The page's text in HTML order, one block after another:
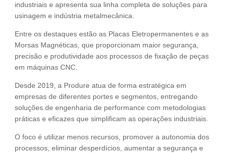
industriais e apresenta sua linha completa de soluções para
usinagem e indústria metalmecânica.
Entre os destaques estão as Placas Eletropermanentes e as
Morsas Magnéticas, que proporcionam maior segurança,
precisão e produtividade aos processos de fixação de peças
em máquinas CNC.
Desde 2019, a Produre atua de forma estratégica em
empresas de diferentes portes e segmentos, entregando
soluções de engenharia de performance com metodologias
práticas e eficazes que simplificam as operações industriais.
O foco é utilizar menos recursos, promover a autonomia dos
processos, eliminar desperdícios, aumentar a segurança e